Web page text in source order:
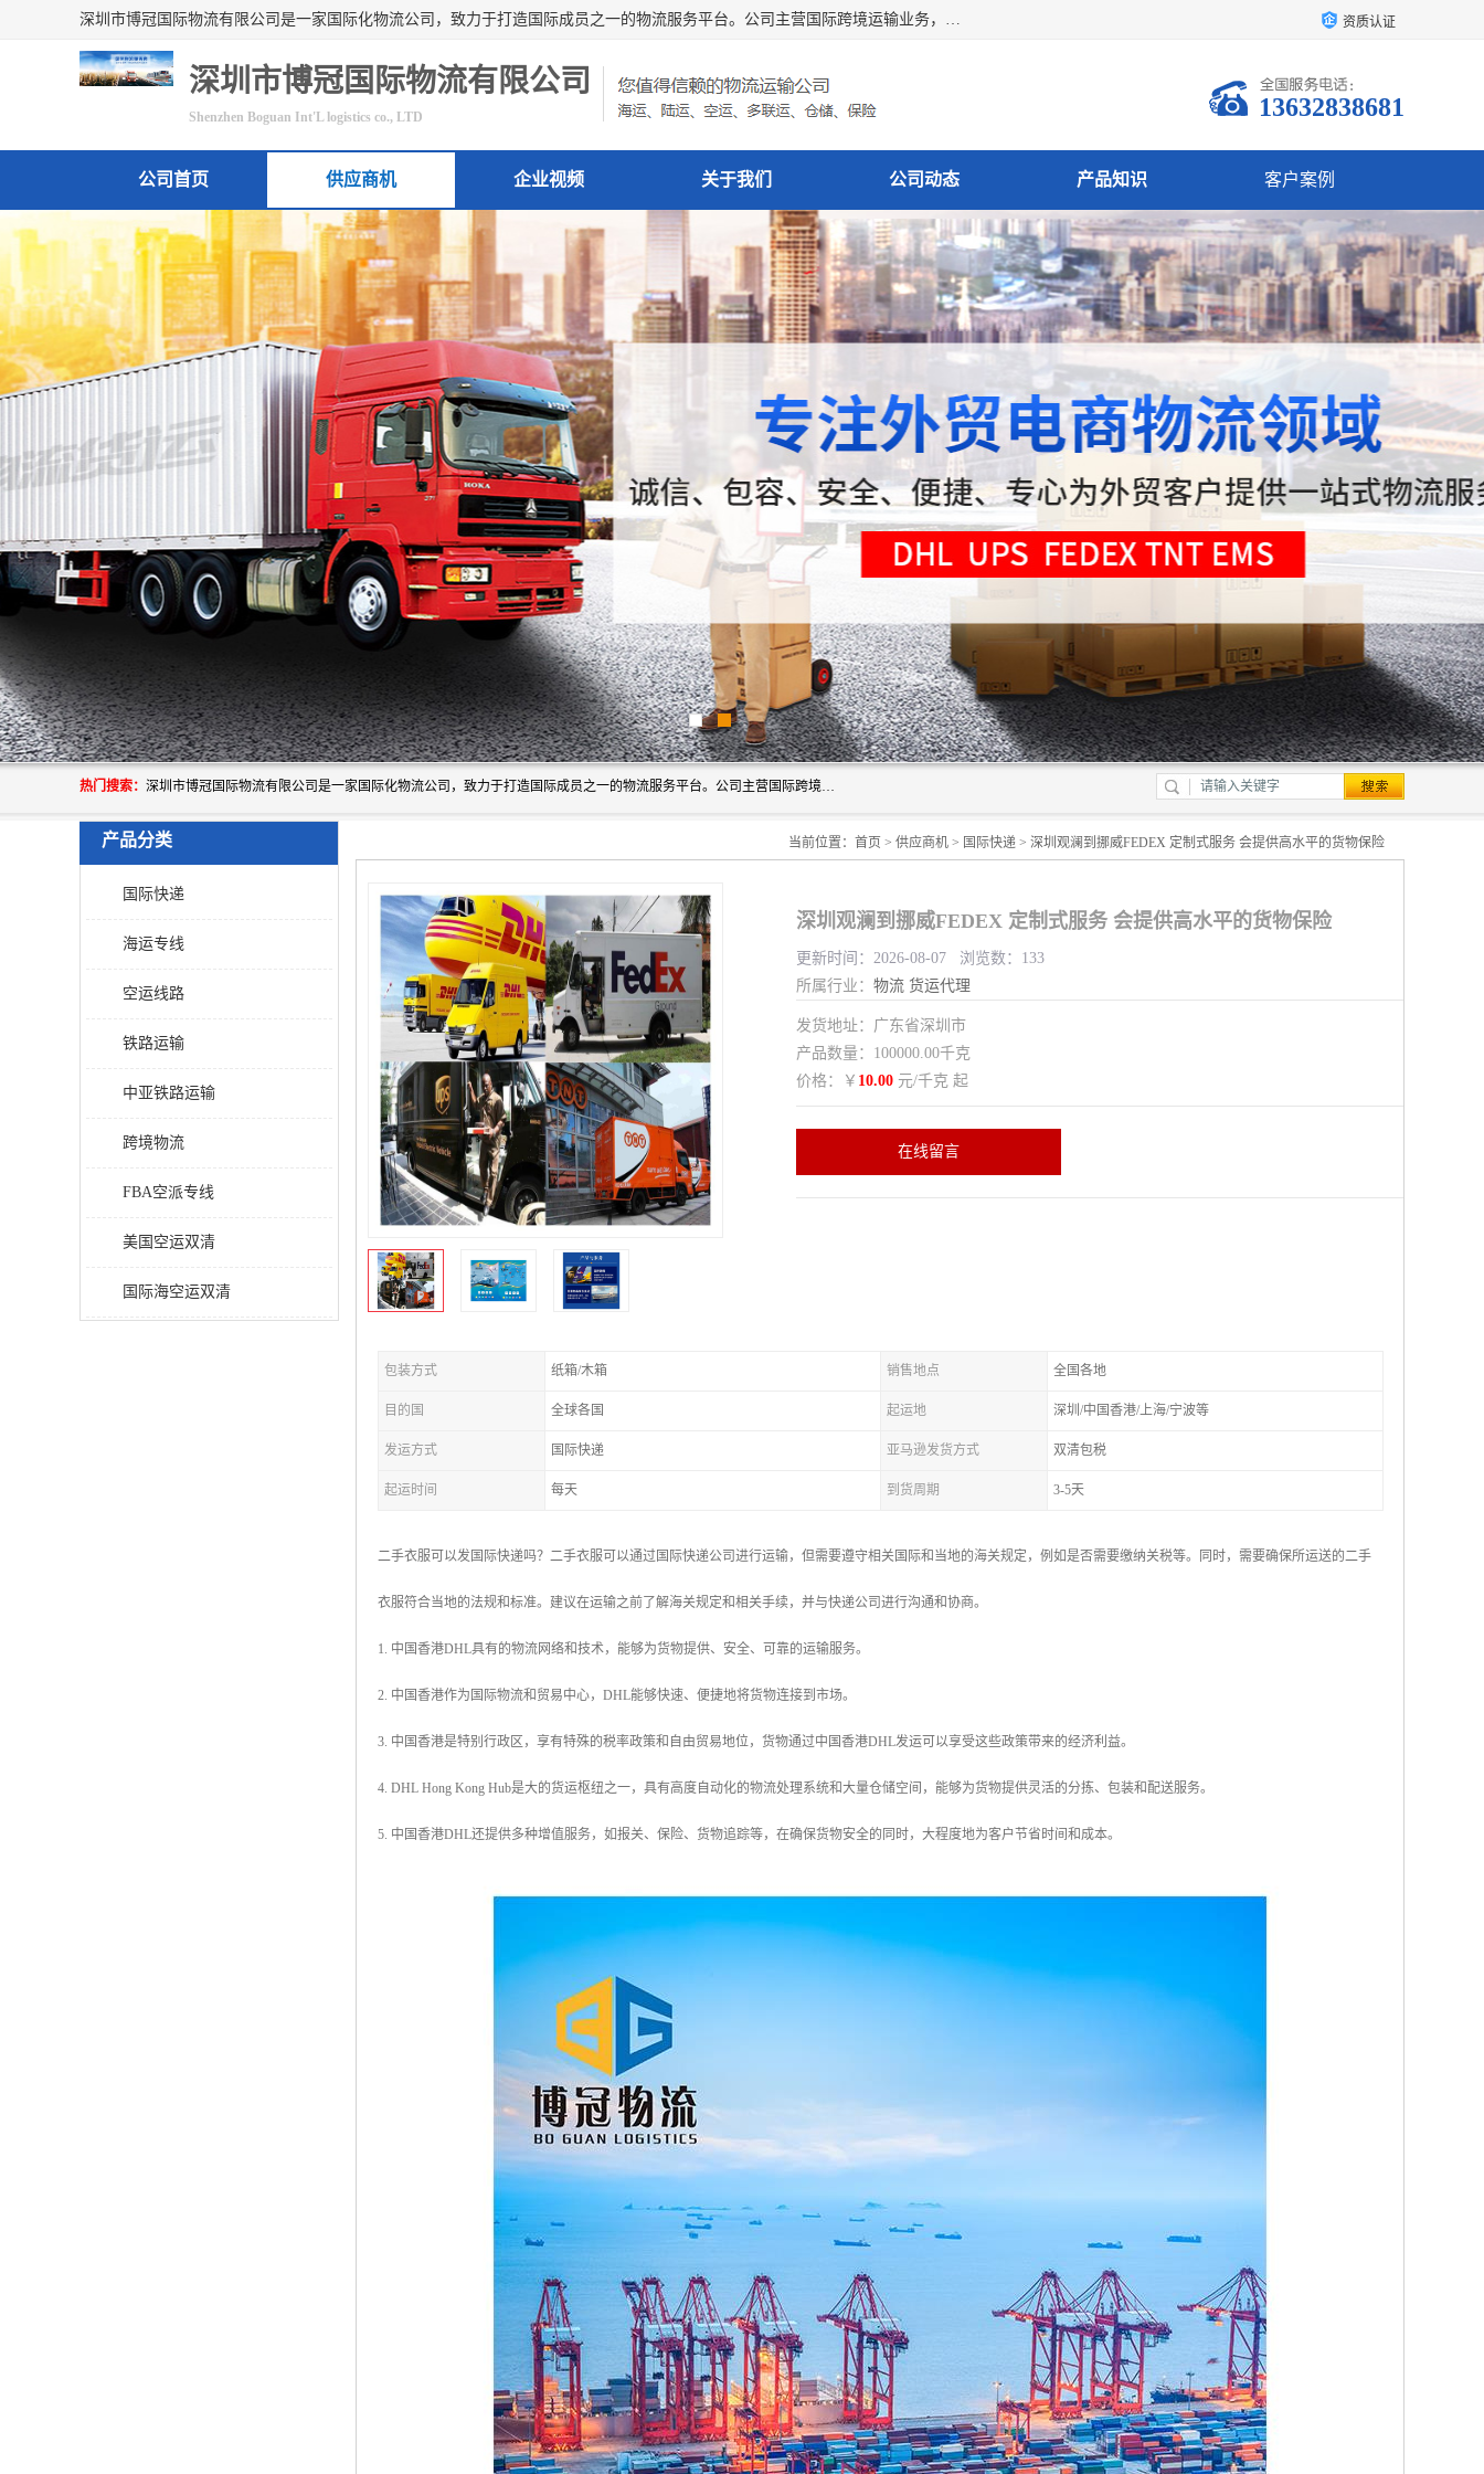
深圳市博冠国际物流有限公司是一家国际化物流公司，致力于打造国际成员之一的物流服务平台。公司主营国际跨境运输业务，提供国际快递、FBA空派专线、国际海空运、国际空运专线、中欧铁路运输等国际海空运、国际快递、国际铁路运输及跨境专线物流等各类进出口运输方面的业务。 资质认证
深圳市博冠国际物流有限公司
Shenzhen Boguan Int'L logistics co., LTD 13632838681
公司首页 供应商机 企业视频 关于我们 公司动态 产品知识 客户案例
联系方式
热门搜索： 深圳市博冠国际物流有限公司是一家国际化物流公司，致力于打造国际成员之一的物流服务平台。公司主营国际跨境运输业务，提供国际快递、FBA空派专线、国际海空运、国际空运专线、中欧铁路运输等国际海空运、国际快递、国际铁路运输及跨境专线物流等各类进出口运输方面的业务。
产品分类
国际快递
海运专线
空运线路
铁路运输
中亚铁路运输
跨境物流
FBA空派专线
美国空运双清
国际海空运双清
当前位置： 首页 > 供应商机 > 国际快递 > 深圳观澜到挪威FEDEX 定制式服务 会提供高水平的货物保险
深圳观澜到挪威FEDEX 定制式服务 会提供高水平的货物保险
更新时间：2026-08-07 浏览数：133
所属行业： 物流 货运代理
发货地址：广东省深圳市
产品数量：100000.00千克
价格：￥ 10.00 元/千克 起
在线留言
包装方式 纸箱/木箱 销售地点 全国各地
目的国 全球各国 起运地 深圳/中国香港/上海/宁波等
发运方式 国际快递 亚马逊发货方式 双清包税
起运时间 每天 到货周期 3-5天
二手衣服可以发国际快递吗？二手衣服可以通过国际快递公司进行运输，但需要遵守相关国际和当地的海关规定，例如是否需要缴纳关税等。同时，需要确保所运送的二手
衣服符合当地的法规和标准。建议在运输之前了解海关规定和相关手续，并与快递公司进行沟通和协商。
1. 中国香港DHL具有的物流网络和技术，能够为货物提供、安全、可靠的运输服务。
2. 中国香港作为国际物流和贸易中心，DHL能够快速、便捷地将货物连接到市场。
3. 中国香港是特别行政区，享有特殊的税率政策和自由贸易地位，货物通过中国香港DHL发运可以享受这些政策带来的经济利益。
4. DHL Hong Kong Hub是大的货运枢纽之一，具有高度自动化的物流处理系统和大量仓储空间，能够为货物提供灵活的分拣、包装和配送服务。
5. 中国香港DHL还提供多种增值服务，如报关、保险、货物追踪等，在确保货物安全的同时，大程度地为客户节省时间和成本。